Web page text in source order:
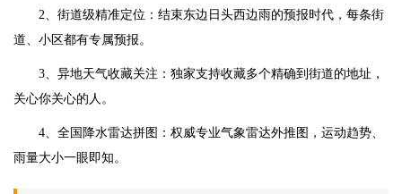
2、街道级精准定位：结束东边日头西边雨的预报时代，每条街
道、小区都有专属预报。
3、异地天气收藏关注：独家支持收藏多个精确到街道的地址，
关心你关心的人。
4、全国降水雷达拼图：权威专业气象雷达外推图，运动趋势、
雨量大小一眼即知。